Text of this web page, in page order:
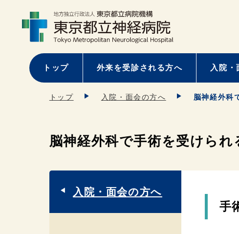
トップ 外来を受診される方へ 入院・
トップ 入院・面会の方へ 脳神経外科
脳神経外科で手術を受けられ
手
入院・面会の方へ